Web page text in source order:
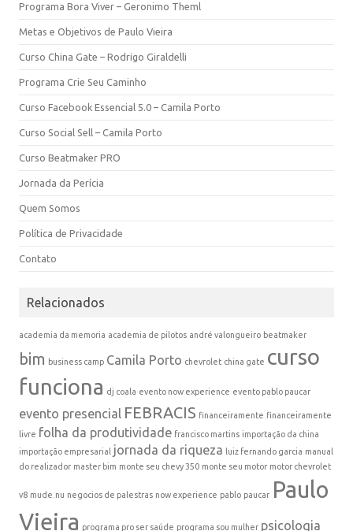
Programa Bora Viver – Geronimo Theml
Metas e Objetivos de Paulo Vieira
Curso China Gate – Rodrigo Giraldelli
Programa Crie Seu Caminho
Curso Facebook Essencial 5.0 – Camila Porto
Curso Social Sell – Camila Porto
Curso Beatmaker PRO
Jornada da Perícia
Quem Somos
Política de Privacidade
Contato
Relacionados
academia da memoria academia de pilotos andré valongueiro beatmaker
bim business camp Camila Porto chevrolet china gate curso
funciona dj coala evento now experience evento pablo paucar
evento presencial FEBRACIS financeiramente financeiramente
livre folha da produtividade francisco martins importação da china
importação empresarial jornada da riqueza luiz fernando garcia manual
do realizador master bim monte seu chevy 350 monte seu motor motor chevrolet
v8 mude.nu negocios de palestras now experience pablo paucar Paulo
Vieira programa pro ser saúde programa sou mulher psicologia